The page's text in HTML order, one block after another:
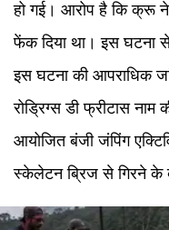
हो गई। आरोप है कि क्रू ने
फेंक दिया था। इस
इस घटना की आपराधिक
रोड्रिग्स डी फ्रीटास नाम
आयोजित बंजी जंपिंग
स्केलेटन ब्रिज से गिरने के